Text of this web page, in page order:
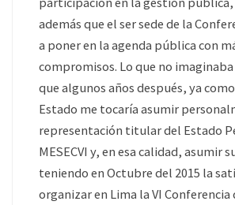
además que el ser sede de la
a poner en la agenda pública con
compromisos. Lo que no
que algunos años después, ya
Estado me tocaría asumir
representación titular del Estado
MESECVI y, en esa calidad, asumir
teniendo en Octubre del 2015 la
organizar en Lima la VI Conferencia